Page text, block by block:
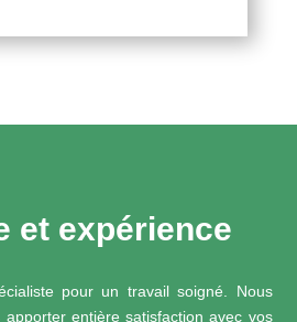
et expérience
pour un travail soigné. Nous
entière satisfaction avec vos